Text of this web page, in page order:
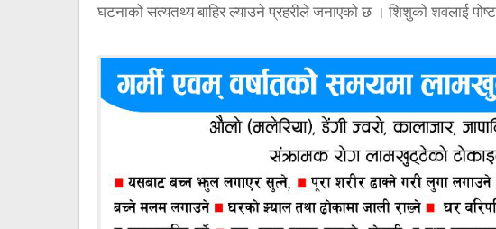
घटनाको सत्यतथ्य बाहिर ल्याउने प्रहरीले जनाएको छ । शिशुको शवलाई